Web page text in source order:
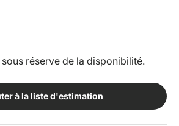
réserve de la disponibilité.
à la liste d'estimation